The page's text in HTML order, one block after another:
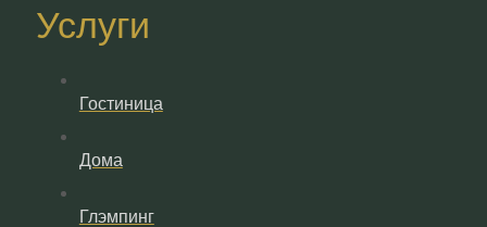
Услуги
Гостиница
Дома
Глэмпинг